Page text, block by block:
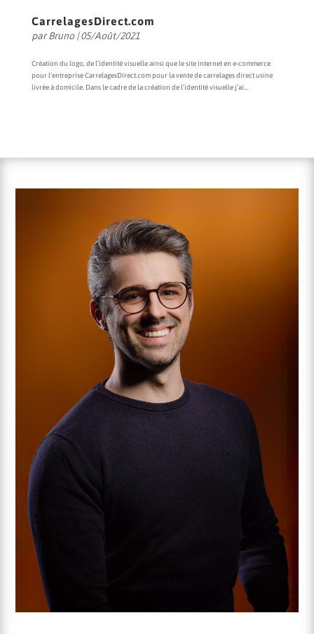
CarrelagesDirect.com
parBruno|05/Août/2021
Création du logo, de l’identité visuelle ainsi que le site internet en e-commerce
pour l’entreprise CarrelagesDirect.com pour la vente de carrelages direct usine
livrée à domicile. Dans le cadre de la création de l’identité visuelle j’ai...